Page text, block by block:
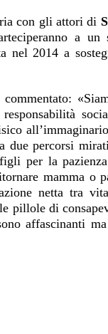
con gli attori di
a un
nel 2014 a
due percorsi
per la
mamma o
netta tra
pillole di
affascinanti ma